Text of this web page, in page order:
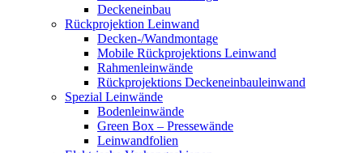
Deckeneinbau
Rückprojektion Leinwand
Decken-/Wandmontage
Mobile Rückprojektions Leinwand
Rahmenleinwände
Rückprojektions Deckeneinbauleinwand
Spezial Leinwände
Bodenleinwände
Green Box – Pressewände
Leinwandfolien